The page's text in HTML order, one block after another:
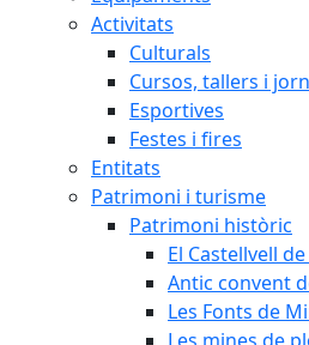
Activitats
Culturals
Cursos, tallers i
Esportives
Festes i fires
Entitats
Patrimoni i turisme
Patrimoni històric
El Castellvell
Antic convent
Les Fonts de